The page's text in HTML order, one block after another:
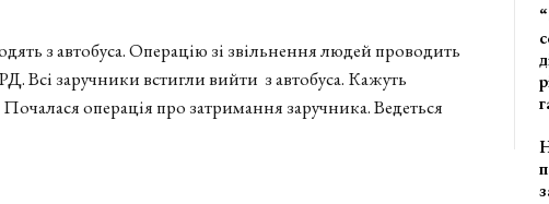
з автобуса. Операцію зі звільнення людей проводить
Всі заручники встигли вийти з автобуса. Кажуть
Почалася операція про затримання заручника. Ведеться